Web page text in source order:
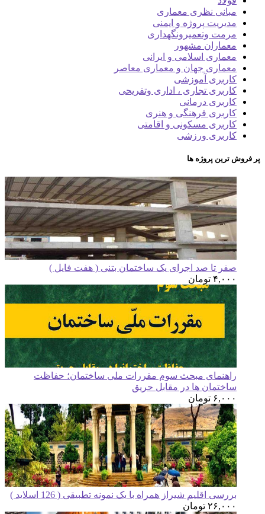
نظری معماری
پروژه و ایمنی
وتعمیرونگهداری
مشهور
اسلامی و ایرانی
جهان و معماری معاصر
آموزشی
تجاری ، اداری وتفریحی
درمانی
فرهنگی و هنری
مسکونی و اقامتی
ورزشی
پروژه ها
تا صد اجرای یک ساختمان بتنی ( هفت فایل )
تومان
مبحث سوم مقررات ملی ساختمان؛ حفاظت
ها در مقابل حریق
تومان
اقلیم شیراز همراه با یک نمونه تطبیقی ( 126 اسلاید )
تومان